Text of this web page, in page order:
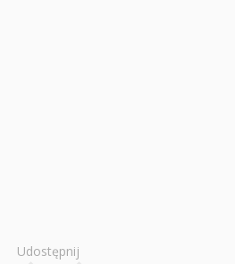
Udostępnij